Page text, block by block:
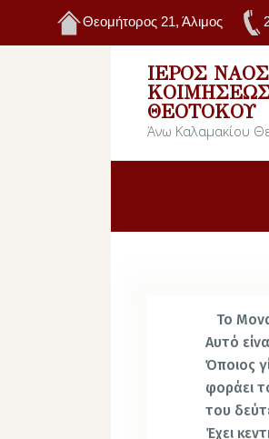
Θεομήτορος 21, Άλιμος
ΙΕΡΌΣ ΝΑΌΣ
ΘΕΟΤΌΚΟΥ
Άνω Καλαμακίου
Το
Αυτό
Όποιος
φοράει
του
Έχει